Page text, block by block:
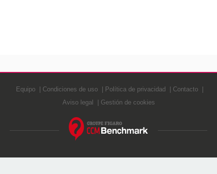
Equipo Condiciones de uso Política de privacidad
Contacto
Aviso legal
Gestión de cookies